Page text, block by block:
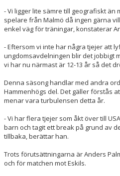
- Vi ligger lite sämre till geografiskt än
spelare från Malmö då ingen gärna
enkel väg för träningar, konstaterar
- Eftersom vi inte har några tjejer att
ungdomsavdelningen blir det jobbigt
vi har nu närmast är 12-13 år så det
Denna säsong handlar med andra
Hammenhögs del. Det gäller förstås
menar vara turbulensen detta år.
- Vi har flera tjejer som åkt över till
barn och tagit ett break på grund av
tillbaka, berättar han.
Trots förutsättningarna är Anders
och för matchen mot Eskils.